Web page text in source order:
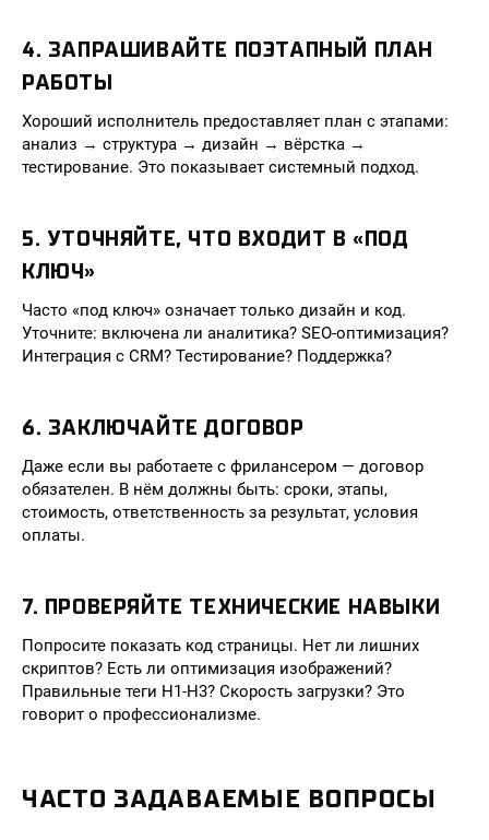
4. ЗАПРАШИВАЙТЕ ПОЭТАПНЫЙ ПЛАН
РАБОТЫ
Хороший исполнитель предоставляет план с этапами:
анализ → структура → дизайн → вёрстка →
тестирование. Это показывает системный подход.
5. УТОЧНЯЙТЕ, ЧТО ВХОДИТ В «ПОД
КЛЮЧ»
Часто «под ключ» означает только дизайн и код.
Уточните: включена ли аналитика? SEO-оптимизация?
Интеграция с CRM? Тестирование? Поддержка?
6. ЗАКЛЮЧАЙТЕ ДОГОВОР
Даже если вы работаете с фрилансером — договор
обязателен. В нём должны быть: сроки, этапы,
стоимость, ответственность за результат, условия
оплаты.
7. ПРОВЕРЯЙТЕ ТЕХНИЧЕСКИЕ НАВЫКИ
Попросите показать код страницы. Нет ли лишних
скриптов? Есть ли оптимизация изображений?
Правильные теги H1-H3? Скорость загрузки? Это
говорит о профессионализме.
ЧАСТО ЗАДАВАЕМЫЕ ВОПРОСЫ